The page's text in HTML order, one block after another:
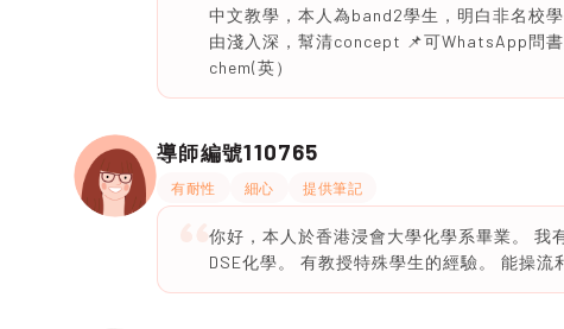
中文教學，本人為band2學生，明白非名校
由淺入深，幫清concept 📌可WhatsApp問
chem(英）
導師編號110765
有耐性 細心 提供筆記
你好，本人於香港浸會大學化學系畢業。 我
DSE化學。 有教授特殊學生的經驗。 能操流